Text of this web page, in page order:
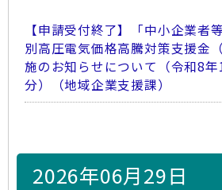
【申請受付終了】「中小企業者
別高圧電気価格高騰対策支援金
施のお知らせについて（令和8年
分）（地域企業支援課）
2026年06月29日